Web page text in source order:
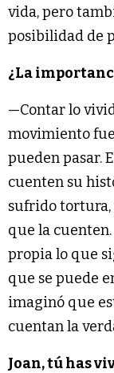
vida, pero
posibilidad de
¿La
—Contar lo
movimiento
pueden pasar.
cuenten su
sufrido tortura,
que la
propia lo que
que se puede
imaginó que
cuentan la
Joan, tú has